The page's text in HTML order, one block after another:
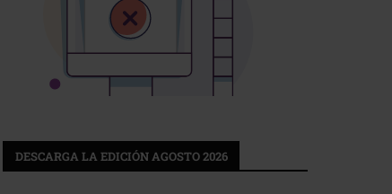
DESCARGA LA EDICIÓN AGOSTO 2026